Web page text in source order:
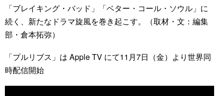
「ブレイキング・バッド」「ベター・コール・ソウル」に
続く、新たなドラマ旋風を巻き起こす。（取材・文：編集
部・倉本拓弥）
「プルリブス」は Apple TV にて11月7日（金）より世界同
時配信開始